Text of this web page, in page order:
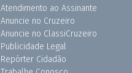
Atendimento ao Assinante
Anuncie no Cruzeiro
Anuncie no ClassiCruzeiro
Publicidade Legal
Repórter Cidadão